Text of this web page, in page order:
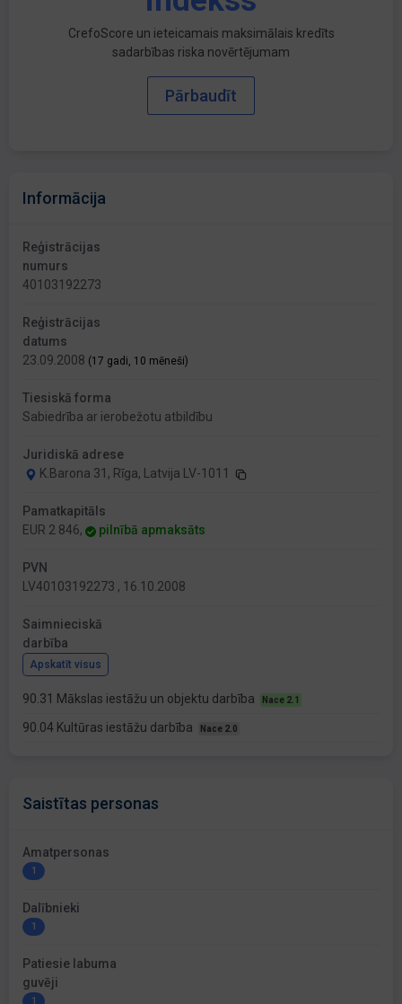
CrefoScore un ieteicamais maksimālais kredīts
sadarbības riska novērtējumam
Pārbaudīt
Informācija
Reģistrācijas
numurs
40103192273
Reģistrācijas
datums
23.09.2008 (17 gadi, 10 mēneši)
Tiesiskā forma
Sabiedrība ar ierobežotu atbildību
Juridiskā adrese
K.Barona 31, Rīga, Latvija LV-1011
Pamatkapitāls
EUR 2 846,
pilnībā apmaksāts
PVN
LV40103192273 , 16.10.2008
Saimnieciskā
darbība
Apskatīt visus
90.31 Mākslas iestāžu un objektu darbība Nace 2.1
90.04 Kultūras iestāžu darbība Nace 2.0
Saistītas personas
Amatpersonas
1
Dalībnieki
1
Patiesie labuma
guvēji
1